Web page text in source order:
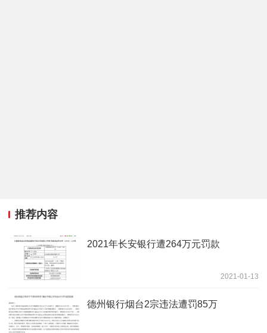
推荐内容
2021年长安银行遭264万元罚款
2021-01-13
德州银行烟台2宗违法遭罚85万